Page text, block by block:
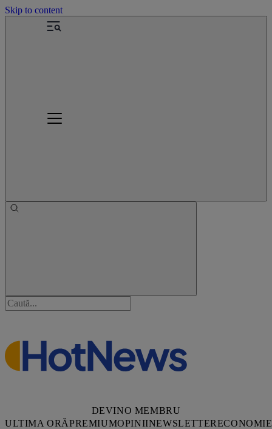
Skip to content
DEVINO MEMBRU
ULTIMA ORĂPREMIUMOPINIINEWSLETTERECONOMIE